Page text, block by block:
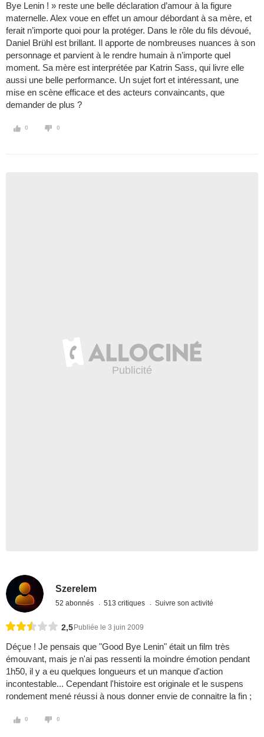
Bye Lenin ! » reste une belle déclaration d’amour à la figure
maternelle. Alex voue en effet un amour débordant à sa mère, et
ferait n’importe quoi pour la protéger. Dans le rôle du fils dévoué,
Daniel Brühl est brillant. Il apporte de nombreuses nuances à son
personnage et parvient à le rendre humain à n’importe quel
moment. Sa mère est interprétée par Katrin Sass, qui livre elle
aussi une belle performance. Un sujet fort et intéressant, une
mise en scène efficace et des acteurs convaincants, que
demander de plus ?
0 0
Szerelem
52 abonnés 513 critiques Suivre son activité
2,5 Publiée le 3 juin 2009
Déçue ! Je pensais que "Good Bye Lenin" était un film très
émouvant, mais je n'ai pas ressenti la moindre émotion pendant
1h50, il y a eu quelques longueurs et un manque d'action
incontestable... Cependant l'histoire est originale et le suspens
rondement mené réussi à nous donner envie de connaitre la fin ;
0 0